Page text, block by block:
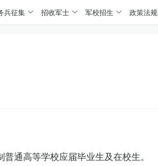
兵征集 招收军士 军校招生 政策法规
通高等学校应届毕业生及在校生。